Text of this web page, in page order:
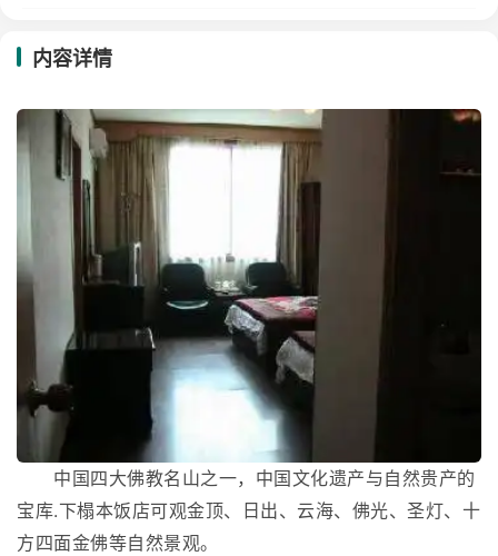
内容详情
中国四大佛教名山之一，中国文化遗产与自然贵产的
宝库.下榻本饭店可观金顶、日出、云海、佛光、圣灯、十
方四面金佛等自然景观。